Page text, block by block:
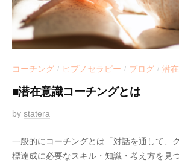
コーチング / ヒプノセラピー / ブログ / 潜
■潜在意識コーチングとは
2
2
1
by statera
一般的にコーチングとは「対話を通して、
標達成に必要なスキル・知識・考え方を見